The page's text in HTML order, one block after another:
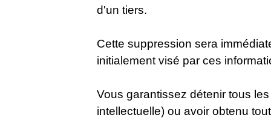
d'un tiers.
Cette suppression sera
initialement visé par ces
Vous garantissez détenir tous
intellectuelle) ou avoir obtenu